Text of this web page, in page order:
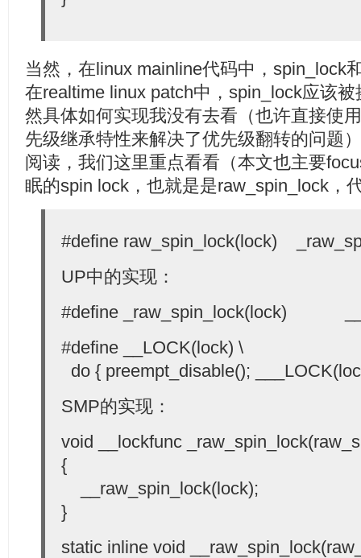
当然，在linux mainline代码中，spin_lock
在realtime linux patch中，spin_lock应该
然具体如何实现我没有去看（也许直接使
先级继承特性来解决了优先级翻转的问题
阅读，我们这里重点看看（本文也主要
眠的spin lock，也就是是raw_spin_lock，
#define raw_spin_lock(lock)
UP中的实现：
#define _raw_spin_lock(lock)
#define __LOCK(lock) \
do { preempt_disable();
SMP的实现：
void __lockfunc
{
__raw_spin_lock(lock);
}
static inline void